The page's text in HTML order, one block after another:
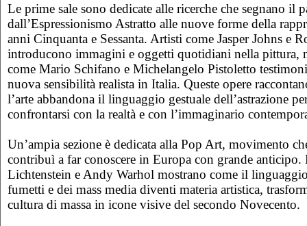
Le prime sale sono dedicate alle ricerche che segnano il
dall’Espressionismo Astratto alle nuove forme della
anni Cinquanta e Sessanta. Artisti come Jasper Johns e
introducono immagini e oggetti quotidiani nella pittura,
come Mario Schifano e Michelangelo Pistoletto
nuova sensibilità realista in Italia. Queste opere
l’arte abbandona il linguaggio gestuale dell’astrazione
confrontarsi con la realtà e con l’immaginario
Un’ampia sezione è dedicata alla Pop Art, movimento
contribuì a far conoscere in Europa con grande
Lichtenstein e Andy Warhol mostrano come il
fumetti e dei mass media diventi materia artistica,
cultura di massa in icone visive del secondo Novecento.